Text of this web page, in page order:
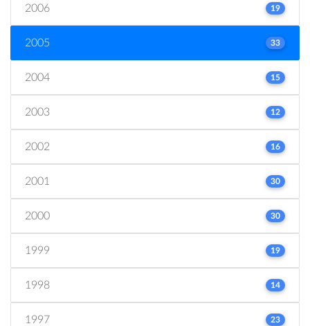
2006 19
2005 33
2004 15
2003 12
2002 16
2001 30
2000 30
1999 19
1998 14
1997 23